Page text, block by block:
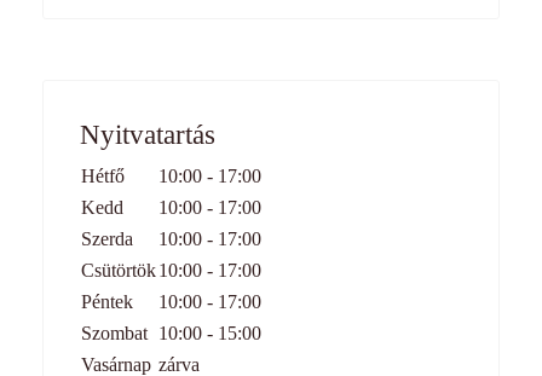
Nyitvatartás
Hétfő
10:00 - 17:00
Kedd
10:00 - 17:00
Szerda
10:00 - 17:00
Csütörtök10:00 - 17:00
Péntek
10:00 - 17:00
Szombat 10:00 - 15:00
Vasárnap zárva